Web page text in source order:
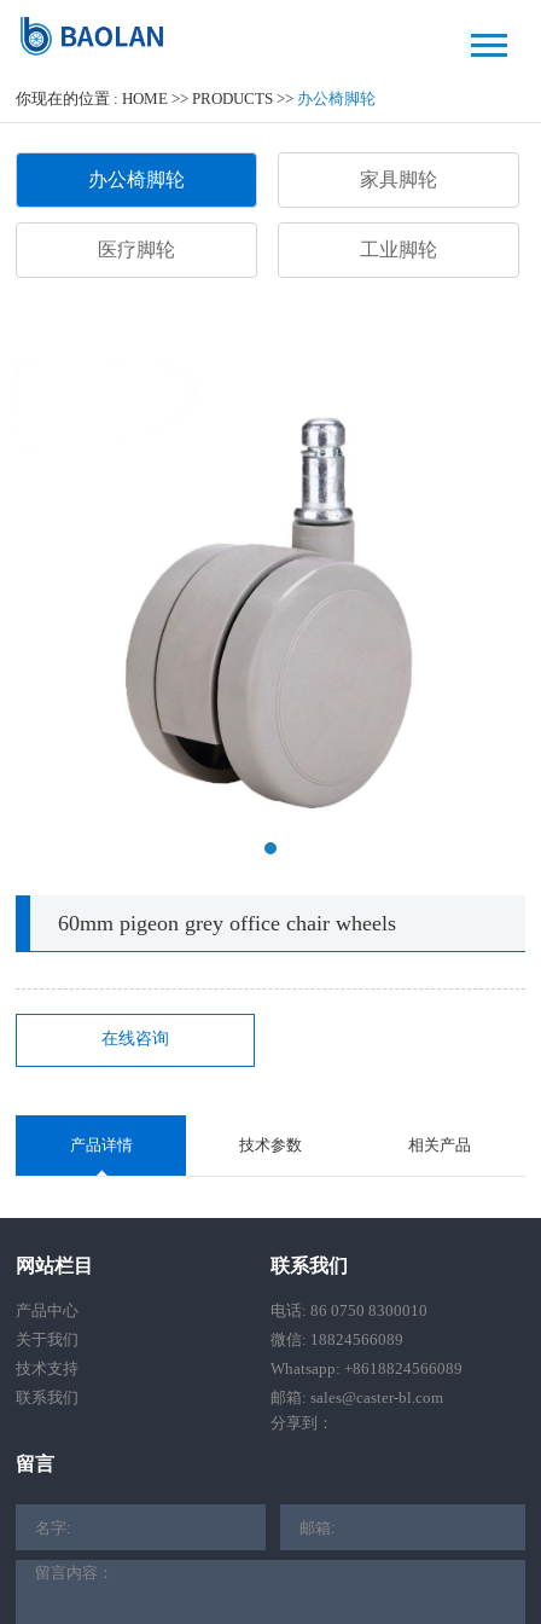
你现在的位置 :HOME >>PRODUCTS >> 办公椅脚轮
办公椅脚轮 家具脚轮
医疗脚轮 工业脚轮
60mm pigeon grey office chair wheels
在线咨询
产品详情 技术参数 相关产品
网站栏目
产品中心
关于我们
技术支持
联系我们
联系我们
电话: 86 0750 8300010
微信: 18824566089
Whatsapp: +8618824566089
邮箱: sales@caster-bl.com
分享到：
留言